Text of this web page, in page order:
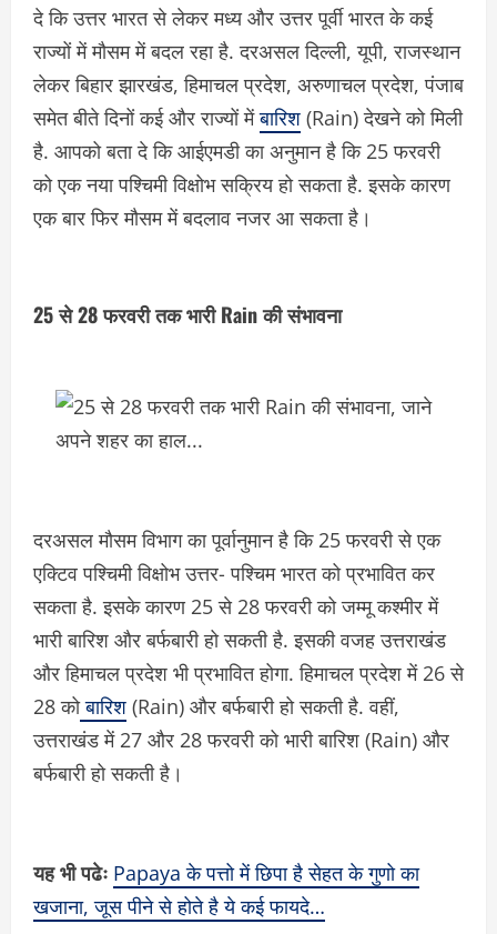
दे कि उत्तर भारत से लेकर मध्य और उत्तर पूर्वी भारत के कई
राज्यों में मौसम में बदल रहा है. दरअसल दिल्ली, यूपी, राजस्थान
लेकर बिहार झारखंड, हिमाचल प्रदेश, अरुणाचल प्रदेश, पंजाब
समेत बीते दिनों कई और राज्यों मेंबारिश (Rain) देखने को मिली
है. आपको बता दे कि आईएमडी का अनुमान है कि 25 फरवरी
को एक नया पश्चिमी विक्षोभ सक्रिय हो सकता है. इसके कारण
एक बार फिर मौसम में बदलाव नजर आ सकता है।
25 से 28 फरवरी तक भारी Rain की संभावना
दरअसल मौसम विभाग का पूर्वानुमान है कि 25 फरवरी से एक
एक्टिव पश्चिमी विक्षोभ उत्तर- पश्चिम भारत को प्रभावित कर
सकता है. इसके कारण 25 से 28 फरवरी को जम्मू कश्मीर में
भारी बारिश और बर्फबारी हो सकती है. इसकी वजह उत्तराखंड
और हिमाचल प्रदेश भी प्रभावित होगा. हिमाचल प्रदेश में 26 से
28 कोबारिश (Rain) और बर्फबारी हो सकती है. वहीं,
उत्तराखंड में 27 और 28 फरवरी को भारी बारिश (Rain) और
बर्फबारी हो सकती है।
यह भी पढेः Papaya के पत्तो में छिपा है सेहत के गुणो का
खजाना, जूस पीने से होते है ये कई फायदे…